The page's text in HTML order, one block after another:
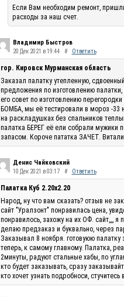
Если Вам необходим ремонт,
расходы за наш счет.
Владимир Быстров
20 Дек 2021 в 19:44 # Ответить
гор. Кировск Мурманская область
Заказал палатку утепленную,
предложения по изготовлению
его совет по изготовлению
БОМБА, мы её тестировали в мороз -33
на раскладушках без спальников
палатка БЕРЕГ её ели собрали мужики
запасом. Короче пататка ЗАЧЕТ.
Денис Чайковский
10 Дек 2021 в 03:17 # Ответить
Палатка Куб 2.20x2.20
Народ, ну что вам сказать? отзыв не
сайт "Уралзонт" понравилась цена,
понравилось, захожу на их ОФ. сайт,,,,
делаю предзаказ и буквально, через
Заказывал 8 ноября. готовуюю палатку
теперь, к самому главному. Палатка,
2минуты, радуют стальные хабы, по
кто будет заказывать, сразу
кто хочет узнать подробноси,